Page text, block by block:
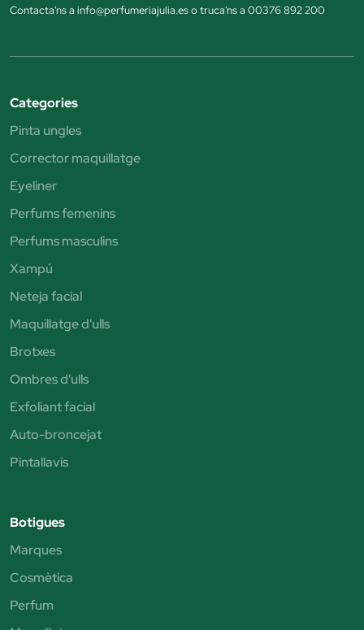
Contacta'ns a info@perfumeriajulia.es o truca'ns a 00376 892 200
Categories
Pinta ungles
Corrector maquillatge
Eyeliner
Perfums femenins
Perfums masculins
Xampú
Neteja facial
Maquillatge d'ulls
Brotxes
Ombres d'ulls
Exfoliant facial
Auto-broncejat
Pintallavis
Botigues
Marques
Cosmètica
Perfum